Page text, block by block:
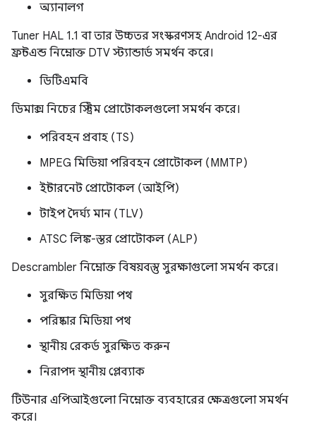
অ্যানালগ
Tuner HAL 1.1 বা তার উচ্চতর সংস্করণসহ Android 12-এর
ফ্রন্টএন্ড নিম্নোক্ত DTV স্ট্যান্ডার্ড সমর্থন করে।
ডিটিএমবি
ডিমাক্স নিচের স্ট্রিম প্রোটোকলগুলো সমর্থন করে।
পরিবহন প্রবাহ (TS)
MPEG মিডিয়া পরিবহন প্রোটোকল (MMTP)
ইন্টারনেট প্রোটোকল (আইপি)
টাইপ দৈর্ঘ্য মান (TLV)
ATSC লিঙ্ক-স্তর প্রোটোকল (ALP)
Descrambler নিম্নোক্ত বিষয়বস্তু সুরক্ষাগুলো সমর্থন করে।
সুরক্ষিত মিডিয়া পথ
পরিষ্কার মিডিয়া পথ
স্থানীয় রেকর্ড সুরক্ষিত করুন
নিরাপদ স্থানীয় প্লেব্যাক
টিউনার এপিআইগুলো নিম্নোক্ত ব্যবহারের ক্ষেত্রগুলো সমর্থন
করে।